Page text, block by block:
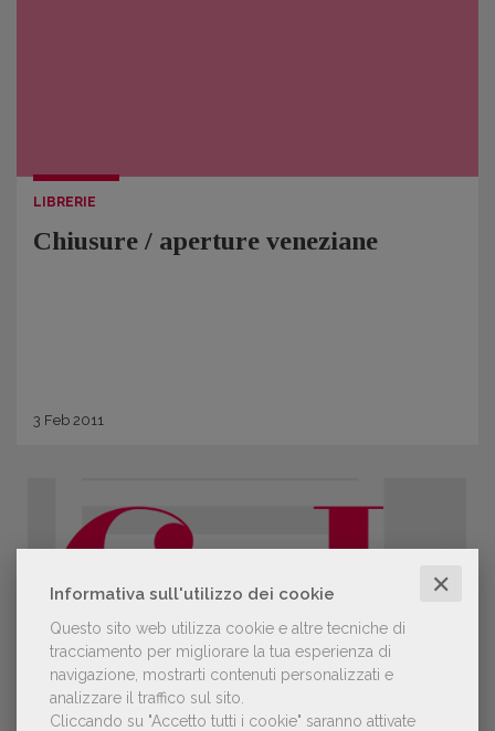
Informativa sull'utilizzo dei cookie ✕
Questo sito web utilizza cookie e altre tecniche di
tracciamento per migliorare la tua esperienza di
navigazione, mostrarti contenuti personalizzati e
analizzare il traffico sul sito.
Cliccando su "Accetto tutti i cookie" saranno attivate
LIBRERIE
Chiusure / aperture veneziane
3 Feb 2011